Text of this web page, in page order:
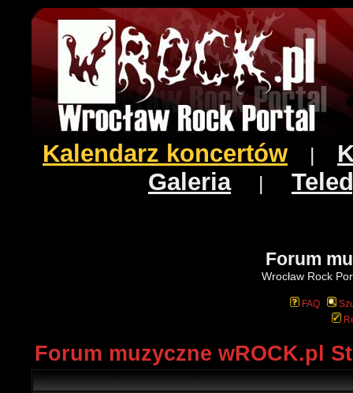
Kalendarz koncertów
Galeria|
Forum
Wrocław Rock
FAQ
Forum muzyczne wROCK.pl